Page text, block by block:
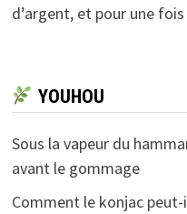
d’argent, et pour une
YOUHOU
Sous la vapeur du
avant le gommage
Comment le konjac